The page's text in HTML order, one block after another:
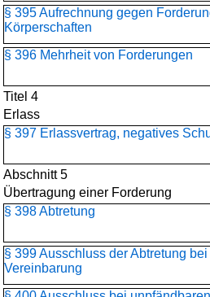
§ 395 Aufrechnung gegen
Körperschaften
§ 396 Mehrheit von Forderungen
Titel 4
Erlass
§ 397 Erlassvertrag, negatives
Abschnitt 5
Übertragung einer Forderung
§ 398 Abtretung
§ 399 Ausschluss der Abtretung
Vereinbarung